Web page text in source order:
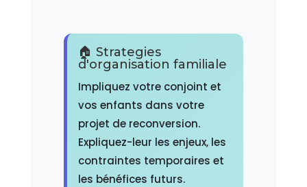
🏠 Strategies
d'organisation familiale
Impliquez votre conjoint et
vos enfants dans votre
projet de reconversion.
Expliquez-leur les enjeux, les
contraintes temporaires et
les bénéfices futurs.